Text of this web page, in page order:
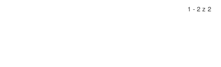
1 - 2 z 2